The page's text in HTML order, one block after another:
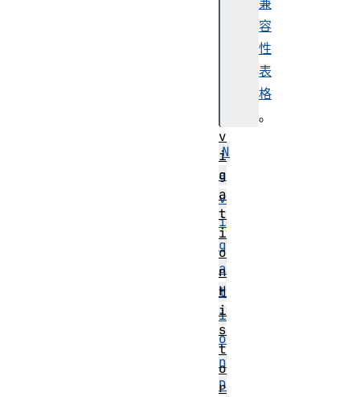
兼
容
性
表
格
。
N
a
v
i
g
a
t
i
o
n
D
v
i
g
a
t
i
o
n
H
i
s
t
o
r